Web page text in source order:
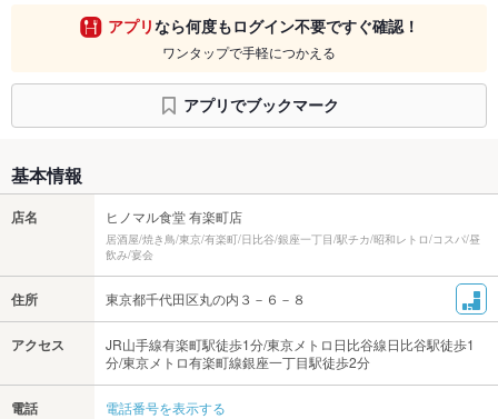
アプリなら何度もログイン不要ですぐ確認！
ワンタップで手軽につかえる
アプリでブックマーク
基本情報
店名 ヒノマル食堂 有楽町店
居酒屋/焼き鳥/東京/有楽町/日比谷/銀座一丁目/駅チカ/昭和レトロ/コスパ/昼
飲み/宴会
住所 東京都千代田区丸の内３－６－８
アクセス
JR山手線有楽町駅徒歩1分/東京メトロ日比谷線日比谷駅徒歩1
分/東京メトロ有楽町線銀座一丁目駅徒歩2分
電話 電話番号を表示する